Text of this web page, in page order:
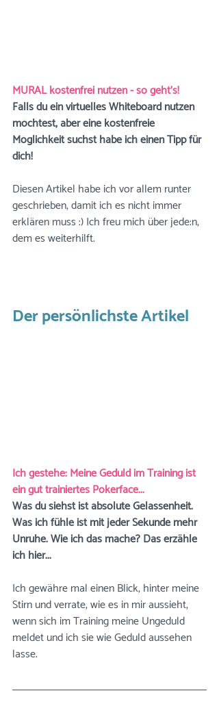
MURAL kostenfrei nutzen - so geht's!
Falls du ein virtuelles Whiteboard nutzen
möchtest, aber eine kostenfreie
Möglichkeit suchst habe ich einen Tipp für
dich!
Diesen Artikel habe ich vor allem runter
geschrieben, damit ich es nicht immer
erklären muss :) Ich freu mich über jede:n,
dem es weiterhilft.
Der persönlichste Artikel
Ich gestehe: Meine Geduld im Training ist
ein gut trainiertes Pokerface...
Was du siehst ist absolute Gelassenheit.
Was ich fühle ist mit jeder Sekunde mehr
Unruhe. Wie ich das mache? Das erzähle
ich hier...
Ich gewähre mal einen Blick, hinter meine
Stirn und verrate, wie es in mir aussieht,
wenn sich im Training meine Ungeduld
meldet und ich sie wie Geduld aussehen
lasse.